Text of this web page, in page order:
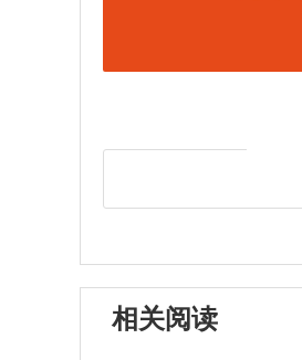
相关阅读